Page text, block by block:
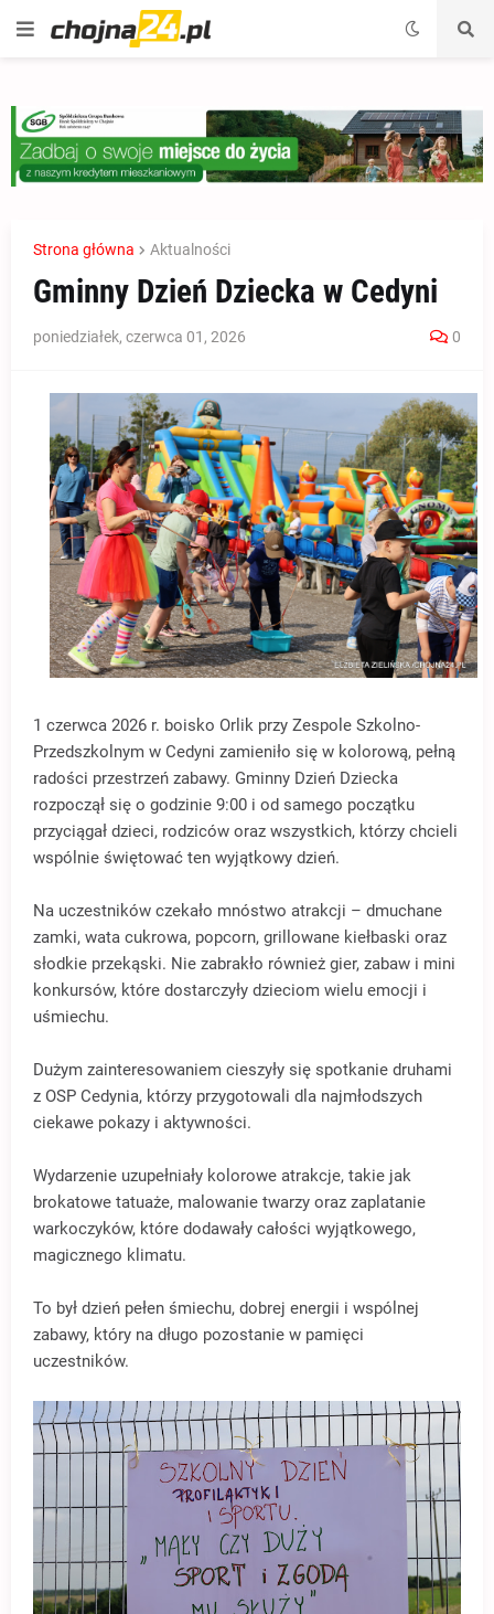
Strona główna Aktualności
Gminny Dzień Dziecka w Cedyni
poniedziałek, czerwca 01, 2026 0
1 czerwca 2026 r. boisko Orlik przy Zespole Szkolno-
Przedszkolnym w Cedyni zamieniło się w kolorową, pełną
radości przestrzeń zabawy. Gminny Dzień Dziecka
rozpoczął się o godzinie 9:00 i od samego początku
przyciągał dzieci, rodziców oraz wszystkich, którzy chcieli
wspólnie świętować ten wyjątkowy dzień.
Na uczestników czekało mnóstwo atrakcji – dmuchane
zamki, wata cukrowa, popcorn, grillowane kiełbaski oraz
słodkie przekąski. Nie zabrakło również gier, zabaw i mini
konkursów, które dostarczyły dzieciom wielu emocji i
uśmiechu.
Dużym zainteresowaniem cieszyły się spotkanie druhami
z OSP Cedynia, którzy przygotowali dla najmłodszych
ciekawe pokazy i aktywności.
Wydarzenie uzupełniały kolorowe atrakcje, takie jak
brokatowe tatuaże, malowanie twarzy oraz zaplatanie
warkoczyków, które dodawały całości wyjątkowego,
magicznego klimatu.
To był dzień pełen śmiechu, dobrej energii i wspólnej
zabawy, który na długo pozostanie w pamięci
uczestników.